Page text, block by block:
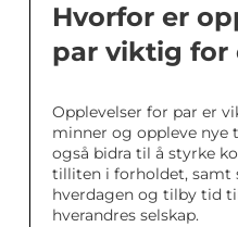
Hvorfor er
par viktig for
Opplevelser for par er
minner og oppleve nye
også bidra til å styrke
tilliten i forholdet, samt
hverdagen og tilby tid
hverandres selskap.